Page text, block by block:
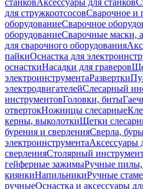
станковАксессуары для станков
для стружкоотсосовСварочное и
оборудованиеСварочное
оборудованиеСварочные маски,
для сварочного оборудования
пайкиОснастка для
оснасткиНасадки для граверов
электроинструментаРазвертки
электродвигателейСлесарный
инструментовГоловки, биты
отвертокНожницы слесарные
керны, выколоткиЩетки
бурения и сверленияСверла,
электроинструментаАксессуары
сверленияСтолярный
гейферные зажимыРучные
киянкиНапильникиРучные
ручныеОснастка и аксессуары